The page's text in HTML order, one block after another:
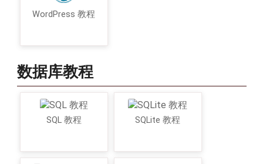
WordPress 教程
数据库教程
SQL 教程 SQLite 教程